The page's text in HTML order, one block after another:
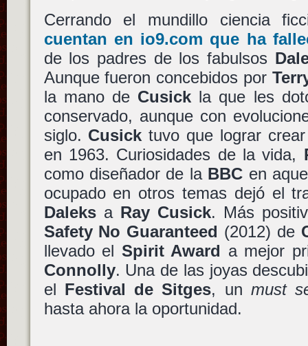
Cerrando el mundillo ciencia
cuentan en io9.com que ha
de los padres de los fabulsos
Aunque fueron concebidos por
la mano de Cusick la que les
conservado, aunque con
siglo. Cusick tuvo que lograr
en 1963. Curiosidades de la vida,
como diseñador de la BBC en
ocupado en otros temas dejó el
Daleksa Ray Cusick. Más
Safety No Guaranteed (2012) de
llevado el Spirit Award a mejor
Connolly. Una de las joyas
el Festival de Sitges, unmust
hasta ahora la oportunidad.